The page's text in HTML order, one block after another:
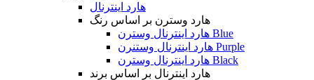
هارد اینترنال
هارد وسترن بر اساس رنگ
هارد اینترنال وسترن Blue
هارد اینترنال وستنرن Purple
هارد اینترنال وسترن Black
هارد اینترنال بر اساس برند